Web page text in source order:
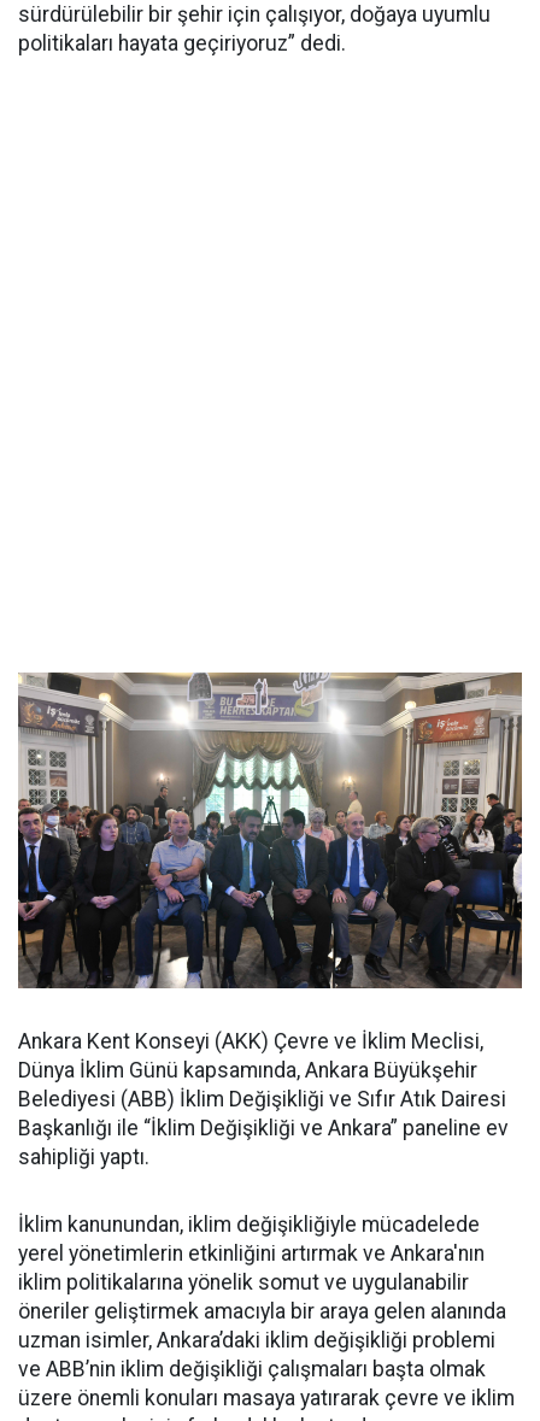
sürdürülebilir bir şehir için çalışıyor, doğaya uyumlu
politikaları hayata geçiriyoruz” dedi.
Ankara Kent Konseyi (AKK) Çevre ve İklim Meclisi,
Dünya İklim Günü kapsamında, Ankara Büyükşehir
Belediyesi (ABB) İklim Değişikliği ve Sıfır Atık Dairesi
Başkanlığı ile “İklim Değişikliği ve Ankara” paneline ev
sahipliği yaptı.
İklim kanunundan, iklim değişikliğiyle mücadelede
yerel yönetimlerin etkinliğini artırmak ve Ankara'nın
iklim politikalarına yönelik somut ve uygulanabilir
öneriler geliştirmek amacıyla bir araya gelen alanında
uzman isimler, Ankara’daki iklim değişikliği problemi
ve ABB’nin iklim değişikliği çalışmaları başta olmak
üzere önemli konuları masaya yatırarak çevre ve iklim